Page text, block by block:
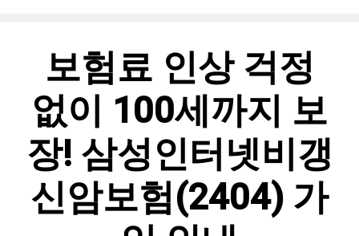
보험료 인상 걱정
없이 100세까지 보
장! 삼성인터넷비갱
신암보험(2404) 가